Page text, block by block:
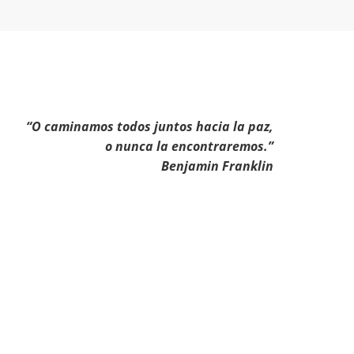
“O caminamos todos juntos hacia la paz,
o nunca la encontraremos.”
Benjamin Franklin